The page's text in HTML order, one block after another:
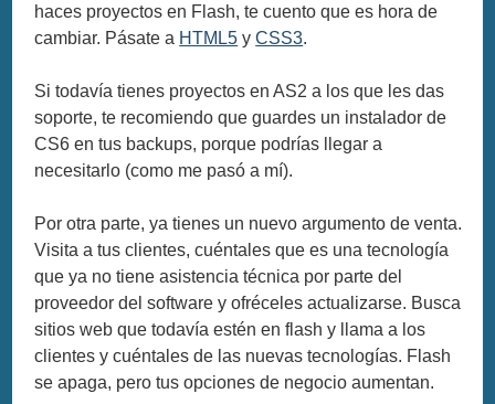
haces proyectos en Flash, te cuento que es hora de
cambiar. Pásate a HTML5 yCSS3.
Si todavía tienes proyectos en AS2 a los que les das
soporte, te recomiendo que guardes un instalador de
CS6 en tus backups, porque podrías llegar a
necesitarlo (como me pasó a mí).
Por otra parte, ya tienes un nuevo argumento de venta.
Visita a tus clientes, cuéntales que es una tecnología
que ya no tiene asistencia técnica por parte del
proveedor del software y ofréceles actualizarse. Busca
sitios web que todavía estén en flash y llama a los
clientes y cuéntales de las nuevas tecnologías. Flash
se apaga, pero tus opciones de negocio aumentan.